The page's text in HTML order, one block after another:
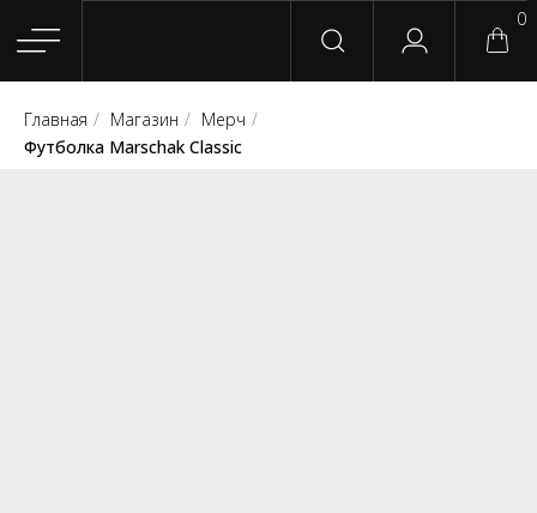
Главная Магазин Группы
Главная / Магазин / Мерч /
Футболка Marschak Classic